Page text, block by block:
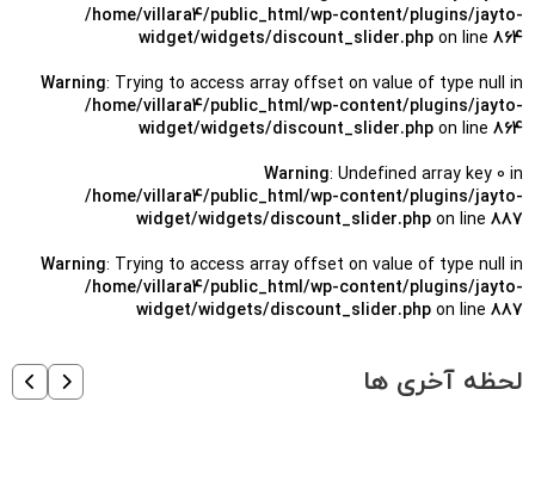
/home/villara4/public_html/wp-content/plugins/jayto-
widget/widgets/discount_slider.php on line 864
Warning: Trying to access array offset on value of type null in
/home/villara4/public_html/wp-content/plugins/jayto-
widget/widgets/discount_slider.php on line 864
Warning: Undefined array key 0 in
/home/villara4/public_html/wp-content/plugins/jayto-
widget/widgets/discount_slider.php on line 887
Warning: Trying to access array offset on value of type null in
/home/villara4/public_html/wp-content/plugins/jayto-
widget/widgets/discount_slider.php on line 887
لحظه آخری ها